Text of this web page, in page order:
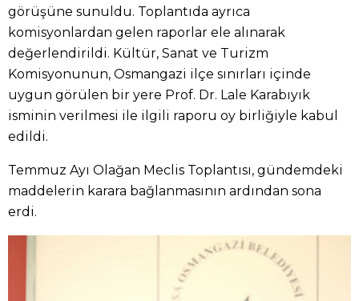
görüşüne sunuldu. Toplantıda ayrıca
komisyonlardan gelen raporlar ele alınarak
değerlendirildi. Kültür, Sanat ve Turizm
Komisyonunun, Osmangazi ilçe sınırları içinde
uygun görülen bir yere Prof. Dr. Lale Karabıyık
isminin verilmesi ile ilgili raporu oy birliğiyle kabul
edildi.
Temmuz Ayı Olağan Meclis Toplantısı, gündemdeki
maddelerin karara bağlanmasının ardından sona
erdi.